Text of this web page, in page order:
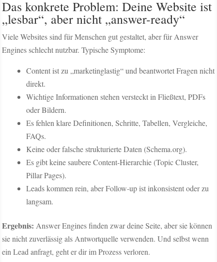
Das konkrete Problem: Deine Website ist
„lesbar“, aber nicht „answer-ready“
Viele Websites sind für Menschen gut gestaltet, aber für Answer
Engines schlecht nutzbar. Typische Symptome:
Content ist zu „marketinglastig“ und beantwortet Fragen nicht
direkt.
Wichtige Informationen stehen versteckt in Fließtext, PDFs
oder Bildern.
Es fehlen klare Definitionen, Schritte, Tabellen, Vergleiche,
FAQs.
Keine oder falsche strukturierte Daten (Schema.org).
Es gibt keine saubere Content-Hierarchie (Topic Cluster,
Pillar Pages).
Leads kommen rein, aber Follow-up ist inkonsistent oder zu
langsam.
Ergebnis: Answer Engines finden zwar deine Seite, aber sie können
sie nicht zuverlässig als Antwortquelle verwenden. Und selbst wenn
ein Lead anfragt, geht er dir im Prozess verloren.